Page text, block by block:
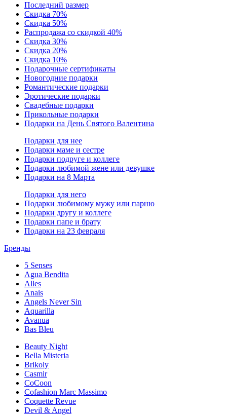
Последний размер
Скидка 70%
Скидка 50%
Распродажа со скидкой 40%
Скидка 30%
Скидка 20%
Скидка 10%
Подарочные сертификаты
Новогодние подарки
Романтические подарки
Эротические подарки
Свадебные подарки
Прикольные подарки
Подарки на День Святого Валентина
Подарки для нее
Подарки маме и сестре
Подарки подруге и коллеге
Подарки любимой жене или девушке
Подарки на 8 Марта
Подарки для него
Подарки любимому мужу или парню
Подарки другу и коллеге
Подарки папе и брату
Подарки на 23 февраля
Бренды
5 Senses
Agua Bendita
Alles
Anais
Angels Never Sin
Aquarilla
Avanua
Bas Bleu
Beauty Night
Bella Misteria
Brikoly
Casmir
CoCoon
Cofashion Marc Massimo
Coquette Revue
Devil & Angel